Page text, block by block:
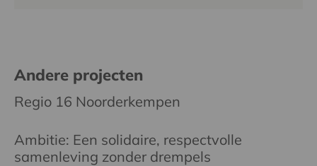
Andere projecten
Regio 16 Noorderkempen
Ambitie: Een solidaire, respectvolle
samenleving zonder drempels